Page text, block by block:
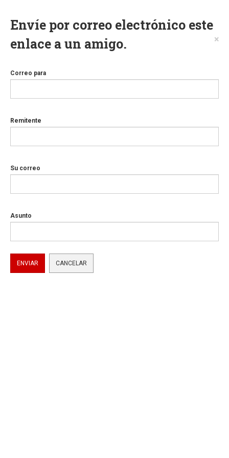
Envíe por correo electrónico este
enlace a un amigo.
×
Correo para
Remitente
Su correo
Asunto
ENVIAR CANCELAR